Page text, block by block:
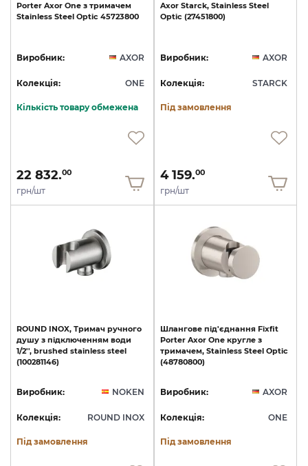
Porter Axor One з тримачем
Stainless Steel Optic 45723800
Виробник: AXOR
Колекція: ONE
Кількість товару обмежена
22 832.00
грн/шт
Axor Starck, Stainless Steel
Optic (27451800)
Виробник: AXOR
Колекція: STARCK
Під замовлення
4 159.00
грн/шт
ROUND INOX, Тримач ручного
душу з підключенням води
1/2'', brushed stainless steel
(100281146)
Виробник: NOKEN
Колекція: ROUND INOX
Під замовлення
Шлангове під'єднання Fixfit
Porter Axor One кругле з
тримачем, Stainless Steel Optic
(48780800)
Виробник: AXOR
Колекція: ONE
Під замовлення